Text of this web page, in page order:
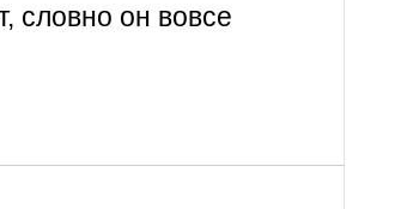
словно он вовсе